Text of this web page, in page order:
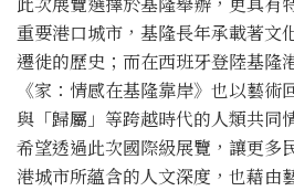
重要港口城市，基隆長年承載著文
遷徙的歷史；而在西班牙登陸基隆
《家：情感在基隆靠岸》也以藝術
與「歸屬」等跨越時代的人類共同
希望透過此次國際級展覽，讓更多
港城市所蘊含的人文深度，也藉由